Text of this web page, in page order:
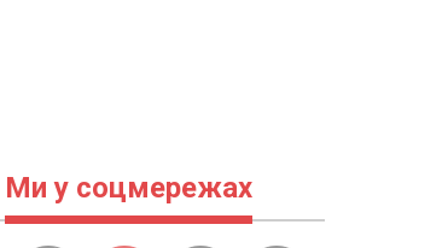
Ми у соцмережах